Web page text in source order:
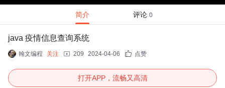
简介 评论 0
java 疫情信息查询系统
翰文编程 关注 209 2024-04-06 点赞
打开APP，流畅又高清